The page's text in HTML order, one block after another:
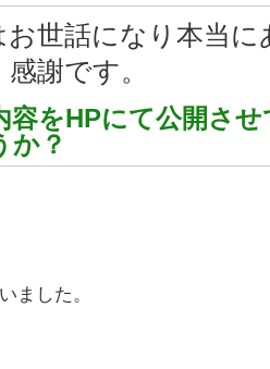
世話になり本当に
謝です。
容をHPにて公開さ
か？
ました。